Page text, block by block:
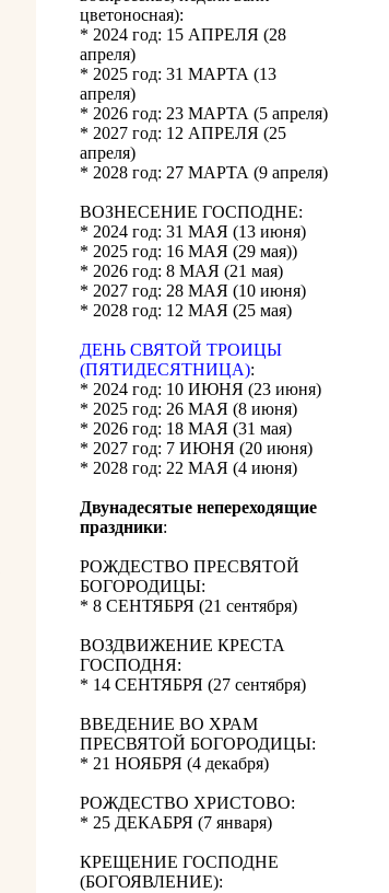
цветоносная):
* 2024 год: 15 АПРЕЛЯ (28
апреля)
* 2025 год: 31 МАРТА (13
апреля)
* 2026 год: 23 МАРТА (5 апреля)
* 2027 год: 12 АПРЕЛЯ (25
апреля)
* 2028 год: 27 МАРТА (9 апреля)
ВОЗНЕСЕНИЕ ГОСПОДНЕ:
* 2024 год: 31 МАЯ (13 июня)
* 2025 год: 16 МАЯ (29 мая))
* 2026 год: 8 МАЯ (21 мая)
* 2027 год: 28 МАЯ (10 июня)
* 2028 год: 12 МАЯ (25 мая)
ДЕНЬ СВЯТОЙ ТРОИЦЫ
(ПЯТИДЕСЯТНИЦА):
* 2024 год: 10 ИЮНЯ (23 июня)
* 2025 год: 26 МАЯ (8 июня)
* 2026 год: 18 МАЯ (31 мая)
* 2027 год: 7 ИЮНЯ (20 июня)
* 2028 год: 22 МАЯ (4 июня)
Двунадесятые непереходящие
праздники:
РОЖДЕСТВО ПРЕСВЯТОЙ
БОГОРОДИЦЫ:
* 8 СЕНТЯБРЯ (21 сентября)
ВОЗДВИЖЕНИЕ КРЕСТА
ГОСПОДНЯ:
* 14 СЕНТЯБРЯ (27 сентября)
ВВЕДЕНИЕ ВО ХРАМ
ПРЕСВЯТОЙ БОГОРОДИЦЫ:
* 21 НОЯБРЯ (4 декабря)
РОЖДЕСТВО ХРИСТОВО:
* 25 ДЕКАБРЯ (7 января)
КРЕЩЕНИЕ ГОСПОДНЕ
(БОГОЯВЛЕНИЕ):